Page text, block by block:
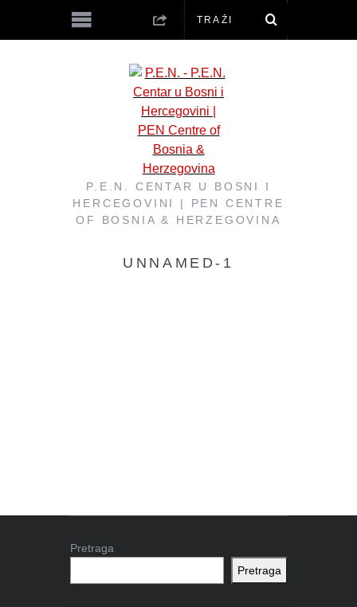
P.E.N. CENTAR U BOSNI I
HERCEGOVINI | PEN CENTRE
OF BOSNIA & HERZEGOVINA
UNNAMED-1
Pretraga
Pretraga